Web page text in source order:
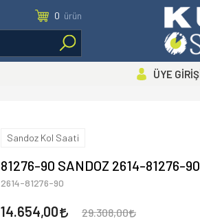
0 ürün
Sandoz Kol Saati
81276-90 SANDOZ 2614-81276-90
2614-81276-90
14.654,00 29.308,00